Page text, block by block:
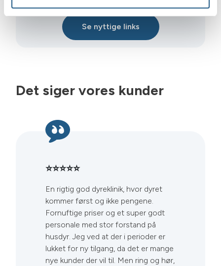
Se nyttige links
Det siger vores kunder
⭐️⭐️⭐️⭐️⭐️
En rigtig god dyreklinik, hvor dyret
kommer først og ikke pengene.
Fornuftige priser og et super godt
personale med stor forstand på
husdyr. Jeg ved at der i perioder er
lukket for ny tilgang, da det er mange
nye kunder der vil til. Men ring og hør,